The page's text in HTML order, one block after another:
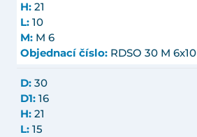
H: 21
L: 10
M: M 6
Objednací číslo: RDSO 30 M 6x10
D: 30
D1: 16
H: 21
L: 15